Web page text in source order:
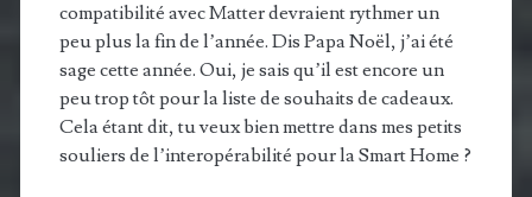
compatibilité avec Matter devraient rythmer un
peu plus la fin de l’année. Dis Papa Noël, j’ai été
sage cette année. Oui, je sais qu’il est encore un
peu trop tôt pour la liste de souhaits de cadeaux.
Cela étant dit, tu veux bien mettre dans mes petits
souliers de l’interopérabilité pour la Smart Home ?